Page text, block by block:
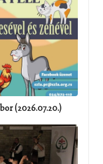
(2026.07.20.)